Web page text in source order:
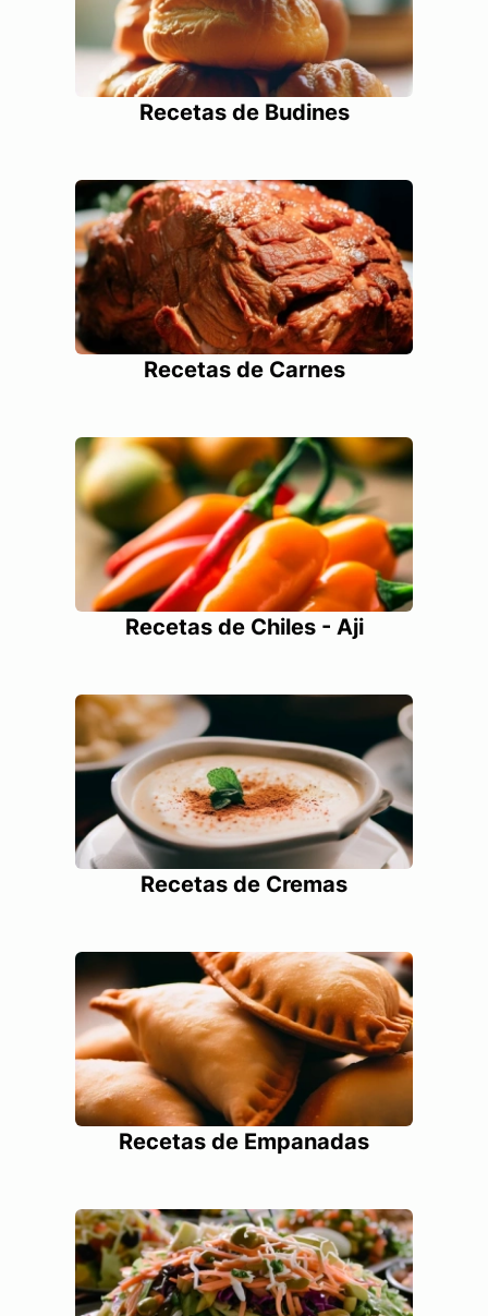
Recetas de Budines
Recetas de Carnes
Recetas de Chiles - Aji
Recetas de Cremas
Recetas de Empanadas